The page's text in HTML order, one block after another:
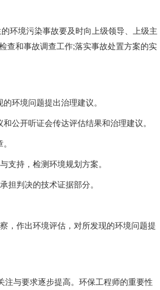
境污染事故要及时向上级领导、上级主
查和事故调查工作;落实事故处置方案的实
环境问题提出治理建议。
开听证会传达评估结果和治理建议。
持，检测环境规划方案。
判决的技术证据部分。
作出环境评估，对所发现的环境问题提
与要求逐步提高。环保工程师的重要性